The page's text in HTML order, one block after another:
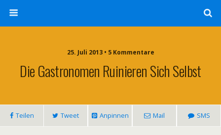
25. Juli 2013 • 5 Kommentare
Die Gastronomen Ruinieren Sich Selbst
Teilen Tweet Anpinnen Mail SMS